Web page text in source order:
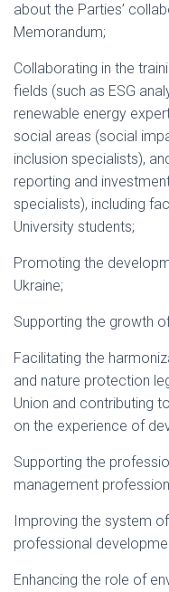
about the Parties’
Memorandum;
Collaborating in the
fields (such as ESG
renewable energy
social areas (social
inclusion specialists),
reporting and
specialists), including
University students;
Promoting the
Ukraine;
Supporting the growth
Facilitating the
and nature protection
Union and contributing
on the experience of
Supporting the
management
Improving the system
professional
Enhancing the role of